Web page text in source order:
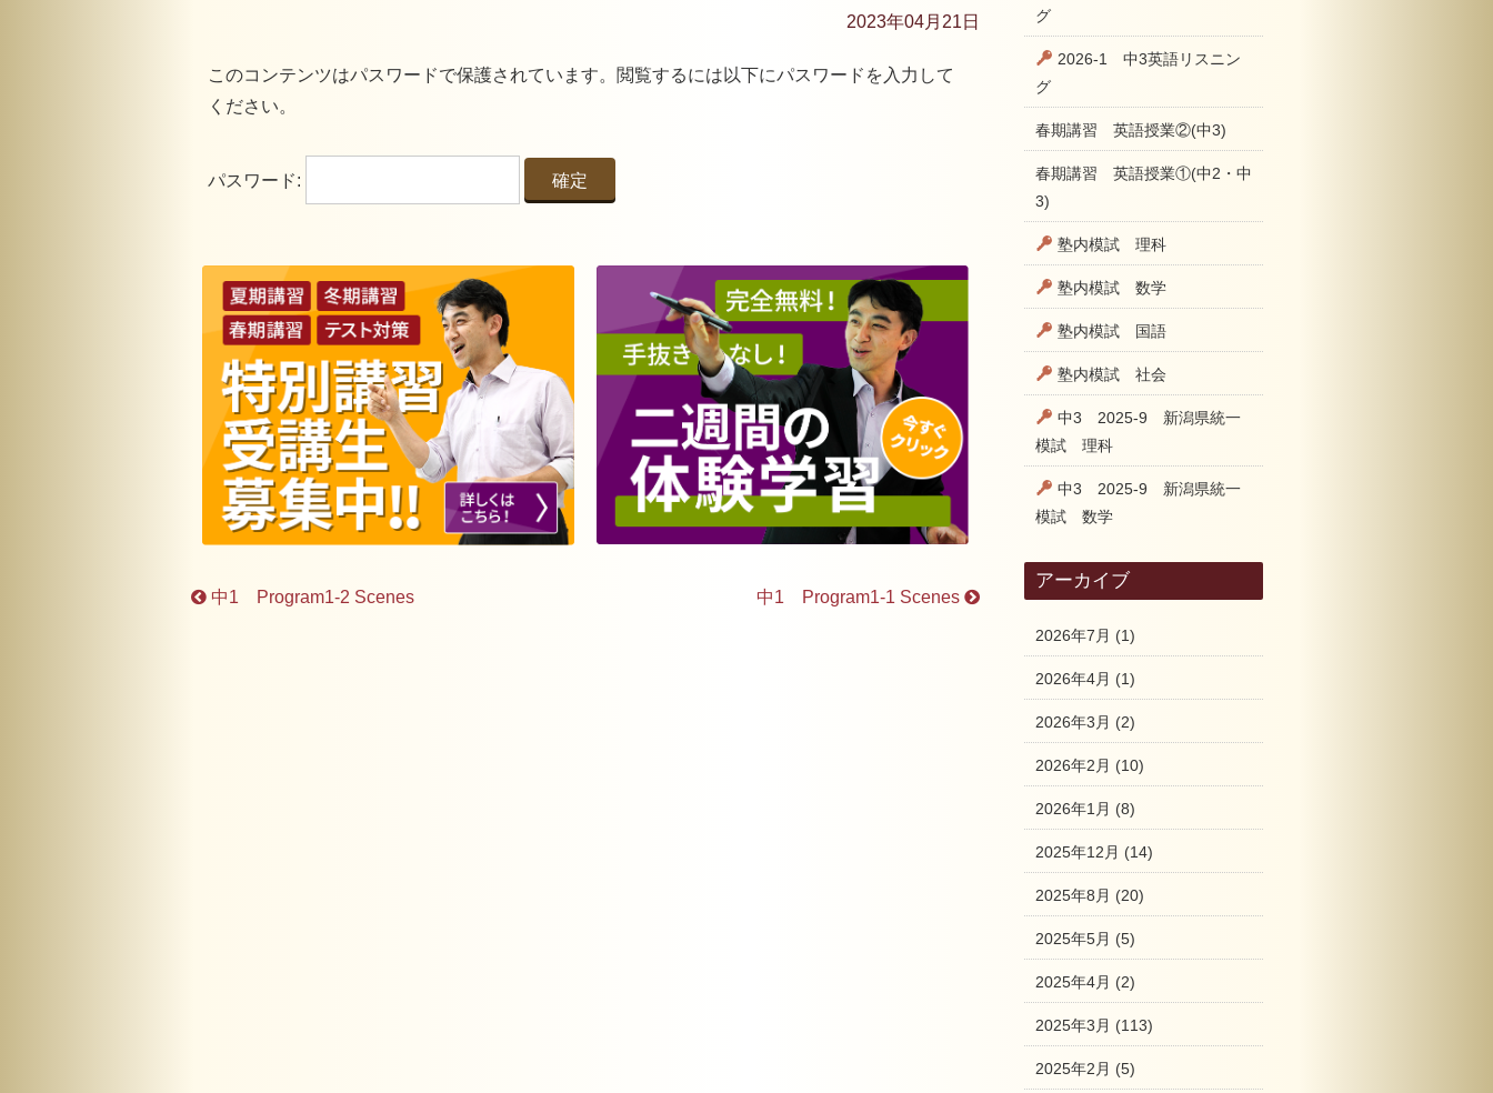
2023年04月21日
このコンテンツはパスワードで保護されています。閲覧するには以下にパスワードを入力して
ください。
パスワード:
中1 Program1-2 Scenes 中1 Program1-1 Scenes
グ
2026-1 中3英語リスニン
グ
春期講習 英語授業②(中3)
春期講習 英語授業①(中2・中
3)
塾内模試 理科
塾内模試 数学
塾内模試 国語
塾内模試 社会
中3 2025-9 新潟県統一
模試 理科
中3 2025-9 新潟県統一
模試 数学
アーカイブ
2026年7月 (1)
2026年4月 (1)
2026年3月 (2)
2026年2月 (10)
2026年1月 (8)
2025年12月 (14)
2025年8月 (20)
2025年5月 (5)
2025年4月 (2)
2025年3月 (113)
2025年2月 (5)